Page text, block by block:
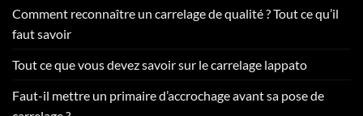
Comment reconnaître un carrelage de qualité ? Tout ce qu’il
faut savoir
Tout ce que vous devez savoir sur le carrelage lappato
Faut-il mettre un primaire d’accrochage avant sa pose de